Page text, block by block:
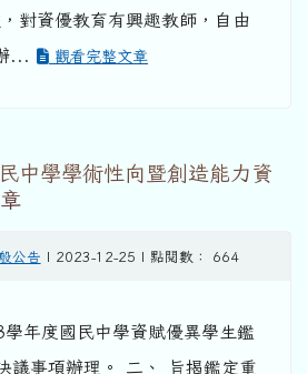
對資優教育有興趣教師，自由
...
觀看完整文章
中學學術性向暨創造能力資
公告 | 2023-12-25 | 點閱數： 664
年度國民中學資賦優異學生鑑
議事項辦理。 二、 旨揭鑑定重